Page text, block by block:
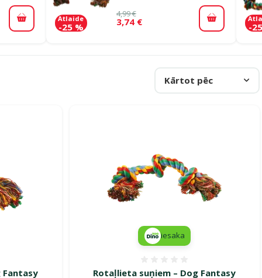
Pievienot grozam
4,99 €
3,74 €
Atlaide
-25 % Pievienot
-
Kārtot pēc
Fantasy
Rotaļlieta suņiem – Dog Fantasy
iesaka